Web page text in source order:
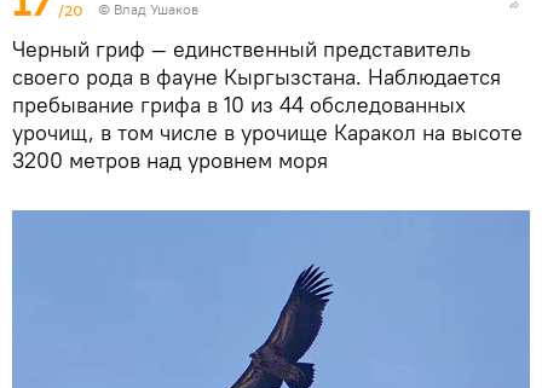
/20 © Влад Ушаков
Черный гриф — единственный представитель
своего рода в фауне Кыргызстана. Наблюдается
пребывание грифа в 10 из 44 обследованных
урочищ, в том числе в урочище Каракол на высоте
3200 метров над уровнем моря